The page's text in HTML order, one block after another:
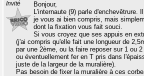
Invité
Bonjour,
L'internaute (9) parle d'enchevêtrure.
je vous ai bien compris, mais
dont la fixation vous fait souci.
Si vous croyez que ses appuis en
(j'ai compris qu'elle fait une longueur de
par une 2ème, ou la faire reposer sur 1 ou
ou éventuellement fer en T pris dans
juste de la largeur de la muralière).
Pas besoin de fixer la muralière à ces